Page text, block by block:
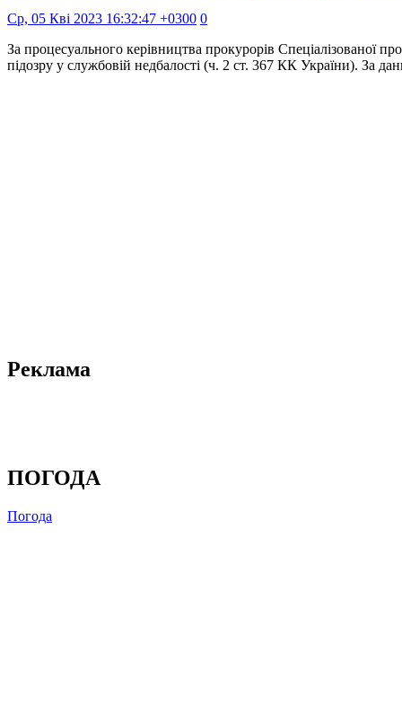
Ср, 05 Кві 2023 16:32:47 +0300 0
За процесуального керівництва прокурорів
підозру у службовій недбалості (ч. 2 ст. 367 КК України). За
Реклама
ПОГОДА
Погода